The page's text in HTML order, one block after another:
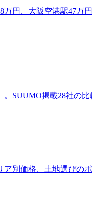
円、大阪空港駅47万
SUUMO掲載28社の
別価格、土地選びの